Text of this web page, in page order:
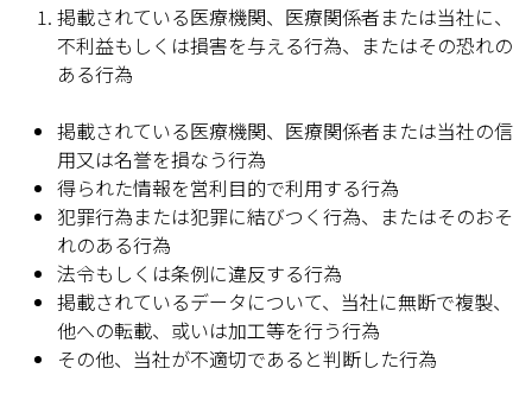
掲載されている医療機関、医療関係者または当社に、
不利益もしくは損害を与える行為、またはその恐れの
ある行為
掲載されている医療機関、医療関係者または当社の信
用又は名誉を損なう行為
得られた情報を営利目的で利用する行為
犯罪行為または犯罪に結びつく行為、またはそのおそ
れのある行為
法令もしくは条例に違反する行為
掲載されているデータについて、当社に無断で複製、
他への転載、或いは加工等を行う行為
その他、当社が不適切であると判断した行為